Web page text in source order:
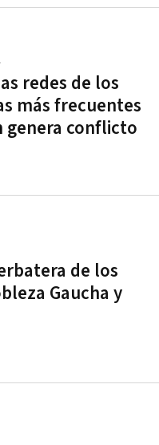
redes de los
más frecuentes
genera conflicto
de los
Gaucha y